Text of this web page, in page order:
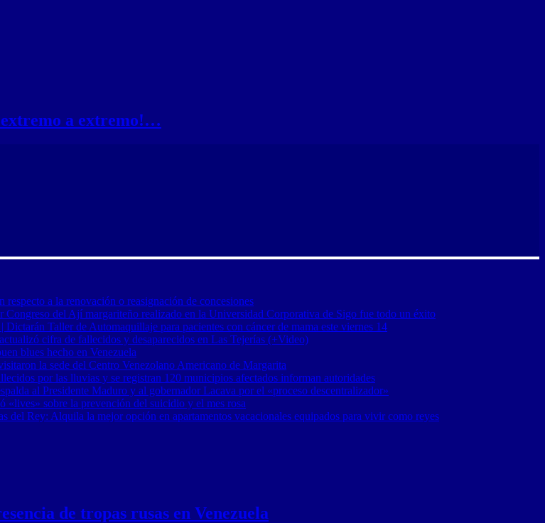
a extremo!…
a la renovación o reasignación de concesiones
del Ají margariteño realizado en la Universidad Corporativa de Sigo fue todo un éxito
Taller de Automaquillaje para pacientes con cáncer de mama este viernes 14
cifra de fallecidos y desaparecidos en Las Tejerías (+Video)
blues hecho en Venezuela
la sede del Centro Venezolano Americano de Margarita
por las lluvias y se registran 120 municipios afectados informan autoridades
al Presidente Maduro y al gobernador Lacava por el «proceso descentralizador»
«lives» sobre la prevención del suicidio y el mes rosa
Rey: Alquila la mejor opción en apartamentos vacacionales equipados para vivir como reyes
de tropas rusas en Venezuela